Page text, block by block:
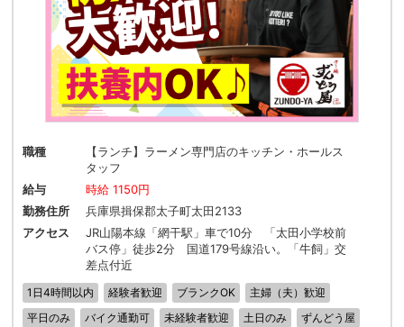
職種
【ランチ】ラーメン専門店のキッチン・ホールス
タッフ
給与
時給 1150円
勤務住所
兵庫県揖保郡太子町太田2133
アクセス
JR山陽本線「網干駅」車で10分 「太田小学校前
バス停」徒歩2分 国道179号線沿い。「牛飼」交
差点付近
1日4時間以内 経験者歓迎 ブランクOK
主婦（夫）歓迎
平日のみ
バイク通勤可 未経験者歓迎 土日のみ
ずんどう屋